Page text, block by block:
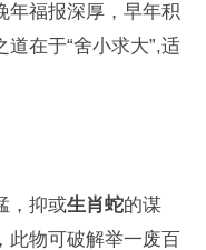
年福报深厚，早年积
在于“舍小求大”,适
，抑或生肖蛇的谋
此物可破解举一废百